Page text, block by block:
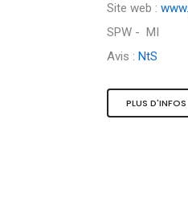
Site web :
SPW - MI
Avis : NtS
PLUS D'INFOS